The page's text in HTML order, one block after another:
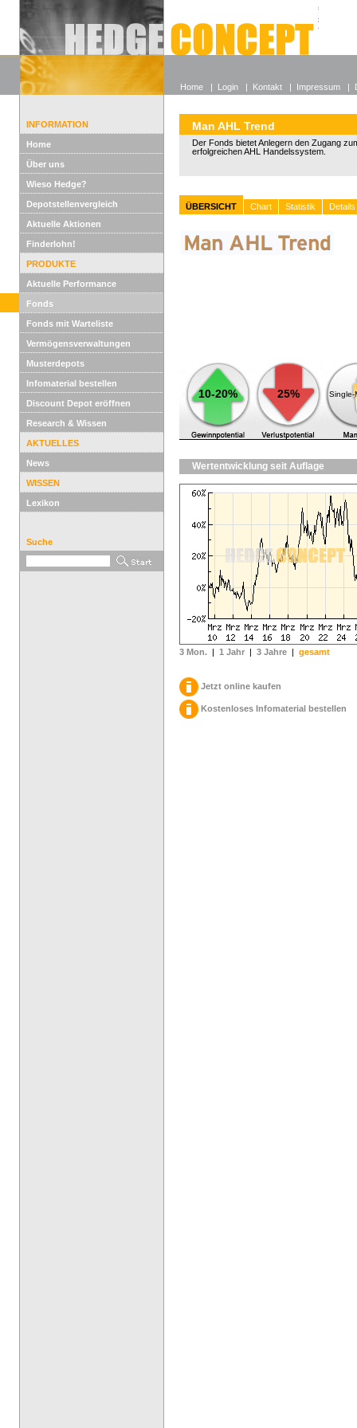
Alle
Wieso
INFORMATION
Home
Über uns
Wieso Hedge?
Depotstellenvergleich
Aktuelle Aktionen
Finderlohn!
PRODUKTE
Aktuelle Performance
Fonds
Fonds mit Warteliste
Vermögensverwaltungen
Musterdepots
Infomaterial bestellen
Discount Depot eröffnen
Research & Wissen
AKTUELLES
News
WISSEN
Lexikon
Suche
Man AHL Trend
Der Fonds bietet Anlegern den Zugang
erfolgreichen AHL Handelssystem.
ÜBERSICHT Chart Statistik Details
10-20% 25% Single-
Wertentwicklung seit Auflage
3 Mon. | 1 Jahr | 3 Jahre | gesamt
Jetzt online kaufen
Kostenloses Infomaterial bestellen
Home | Login | Kontakt | Impressum |